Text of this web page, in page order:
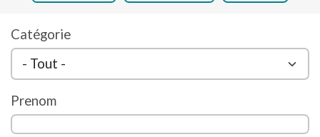
Catégorie
Prenom